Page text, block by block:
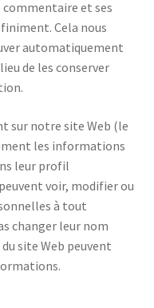
commentaire et ses
Cela nous
automatiquement
de les conserver
sur notre site Web (le
les informations
leur profil
voir, modifier ou
à tout
changer leur nom
site Web peuvent